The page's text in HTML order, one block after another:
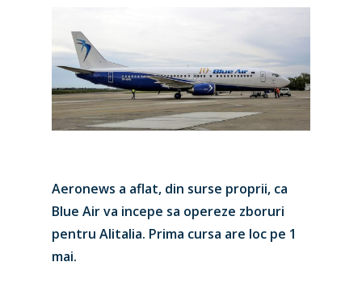
Aeronews a aflat, din surse proprii, ca
Blue Air va incepe sa opereze zboruri
pentru Alitalia. Prima cursa are loc pe 1
mai.